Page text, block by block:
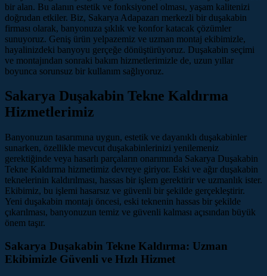
bir alan. Bu alanın estetik ve fonksiyonel olması, yaşam kalitenizi
doğrudan etkiler. Biz, Sakarya Adapazarı merkezli bir duşakabin
firması olarak, banyonuza şıklık ve konfor katacak çözümler
sunuyoruz. Geniş ürün yelpazemiz ve uzman montaj ekibimizle,
hayalinizdeki banyoyu gerçeğe dönüştürüyoruz. Duşakabin seçimi
ve montajından sonraki bakım hizmetlerimizle de, uzun yıllar
boyunca sorunsuz bir kullanım sağlıyoruz.
Sakarya Duşakabin Tekne Kaldırma
Hizmetlerimiz
Banyonuzun tasarımına uygun, estetik ve dayanıklı duşakabinler
sunarken, özellikle mevcut duşakabinlerinizi yenilemeniz
gerektiğinde veya hasarlı parçaların onarımında Sakarya Duşakabin
Tekne Kaldırma hizmetimiz devreye giriyor. Eski ve ağır duşakabin
teknelerinin kaldırılması, hassas bir işlem gerektirir ve uzmanlık ister.
Ekibimiz, bu işlemi hasarsız ve güvenli bir şekilde gerçekleştirir.
Yeni duşakabin montajı öncesi, eski teknenin hassas bir şekilde
çıkarılması, banyonuzun temiz ve güvenli kalması açısından büyük
önem taşır.
Sakarya Duşakabin Tekne Kaldırma: Uzman
Ekibimizle Güvenli ve Hızlı Hizmet